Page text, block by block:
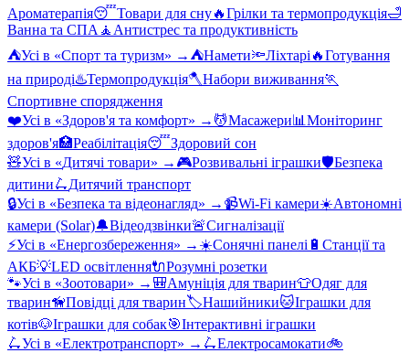
Ароматерапія😴Товари для сну🔥Грілки та термопродукція🛁
Ванна та СПА 🧘 Антистрес та продуктивність
⛺Усі в «Спорт та туризм» → ⛺Намети🔦Ліхтарі 🔥Готування
на природі♨️Термопродукція🪓Набори виживання🏃
Спортивне спорядження
❤️Усі в «Здоров'я та комфорт» → 💆Масажери📊 Моніторинг
здоров'я🏥Реабілітація😴Здоровий сон
🧸Усі в «Дитячі товари» → 🎮Розвивальні іграшки🛡️Безпека
дитини🛴Дитячий транспорт
🔒Усі в «Безпека та відеонагляд» → 📹Wi-Fi камери☀️Автономні
камери (Solar)🔔Відеодзвінки🚨Сигналізації
⚡Усі в «Енергозбереження» → ☀️Сонячні панелі 🔋 Станції та
АКБ💡LED освітлення🔌Розумні розетки
🐾Усі в «Зоотовари» → 🎒Амуніція для тварин👕Одяг для
тварин🦮Повідці для тварин🏷️Нашийники🐱Іграшки для
котів🐶Іграшки для собак🎯Інтерактивні іграшки
🛴Усі в «Електротранспорт» → 🛴Електросамокати🚲